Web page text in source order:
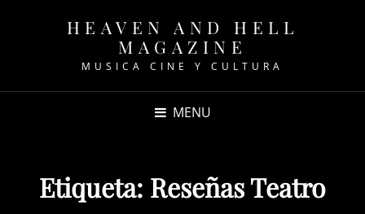
HEAVEN AND HELL
MAGAZINE
MUSICA CINE Y CULTURA
MENU
Etiqueta: Reseñas Teatro